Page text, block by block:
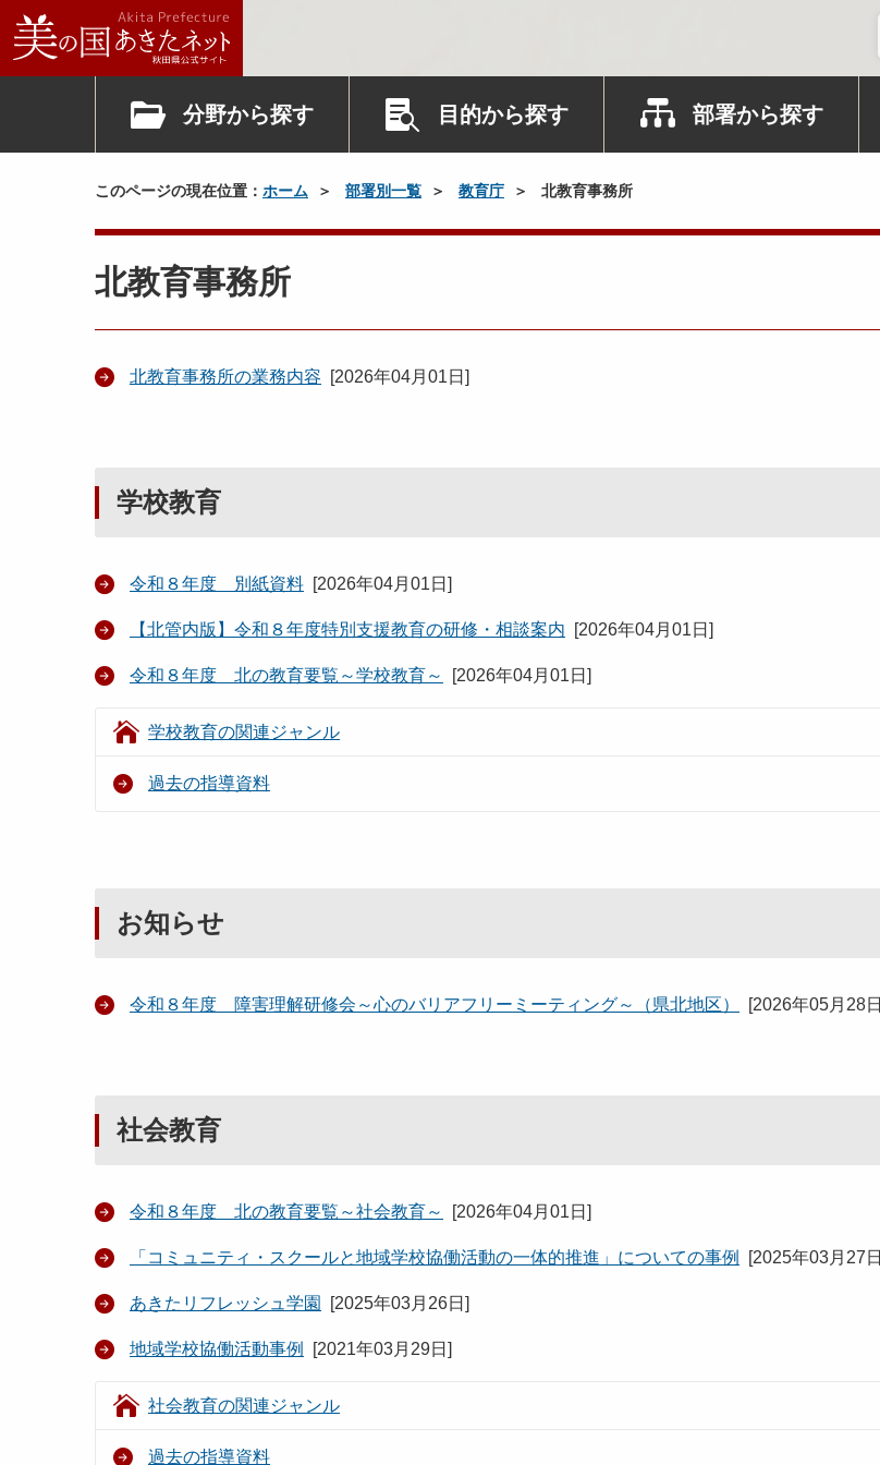
分野から探す 目的から探す 部署から探す
このページの現在位置： ホーム 部署別一覧 教育庁 北教育事務所
北教育事務所
北教育事務所の業務内容 [2026年04月01日 ]
学校教育
令和８年度 別紙資料 [2026年04月01日 ]
【北管内版】令和８年度特別支援教育の研修・相談案内 [2026年04月01日 ]
令和８年度 北の教育要覧～学校教育～ [2026年04月01日 ]
学校教育の関連ジャンル
過去の指導資料
お知らせ
令和８年度 障害理解研修会～心のバリアフリーミーティング～（県北地区） [2026年05月28日
社会教育
令和８年度 北の教育要覧～社会教育～ [2026年04月01日 ]
「コミュニティ・スクールと地域学校協働活動の一体的推進」についての事例 [2025年03月27日
あきたリフレッシュ学園 [2025年03月26日 ]
地域学校協働活動事例 [2021年03月29日 ]
社会教育の関連ジャンル
過去の指導資料